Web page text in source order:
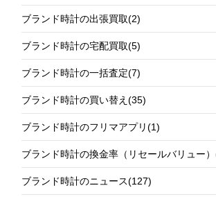
ブランド時計の出張買取(2)
ブランド時計の宅配買取(5)
ブランド時計の一括査定(7)
ブランド時計の買い替え(35)
ブランド時計のフリマアプリ(1)
ブランド時計の換金率（リセールバリュー）
ブランド時計のニュース(127)